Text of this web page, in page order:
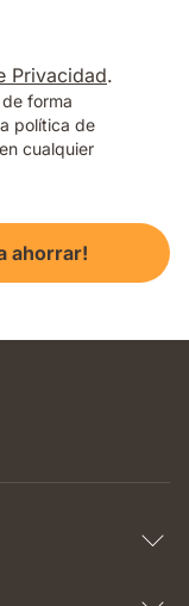
Privacidad.
forma
política de
cualquier
ahorrar!